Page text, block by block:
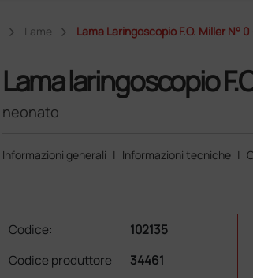
Lame Lama Laringoscopio F.O. Miller N°
Lama laringoscopio
neonato
Informazioni generali | Informazioni tecniche |
Codice:
102135
Codice produttore
34461